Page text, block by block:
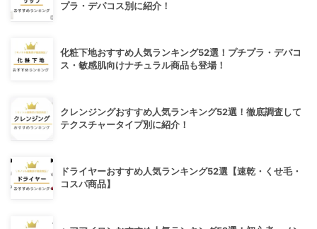
プラ・デパコス別に紹介！
化粧下地おすすめ人気ランキング52選！プチプラ・デパコ
ス・敏感肌向けナチュラル商品も登場！
クレンジングおすすめ人気ランキング52選！徹底調査して
テクスチャータイプ別に紹介！
ドライヤーおすすめ人気ランキング52選【速乾・くせ毛・
コスパ商品】